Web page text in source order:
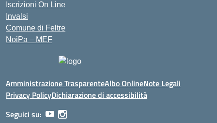
Iscrizioni On Line
Invalsi
Comune di Feltre
NoiPa – MEF
Amministrazione TrasparenteAlbo OnlineNote Legali
Privacy PolicyDichiarazione di accessibilità
Seguici su: